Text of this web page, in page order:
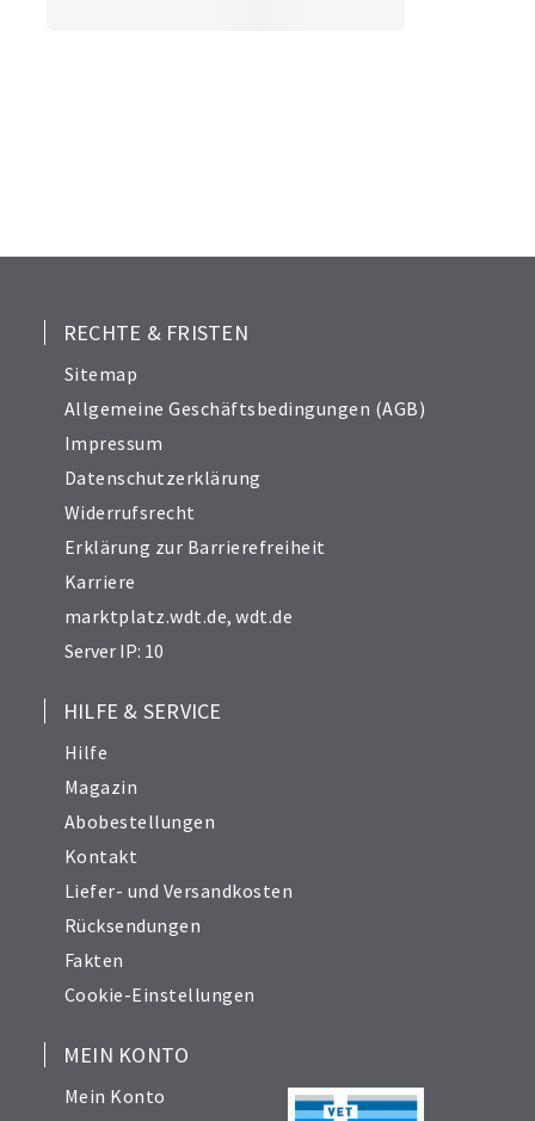
RECHTE & FRISTEN
Sitemap
Allgemeine Geschäftsbedingungen (AGB)
Impressum
Datenschutzerklärung
Widerrufsrecht
Erklärung zur Barrierefreiheit
Karriere
marktplatz.wdt.de,wdt.de
Server IP: 10
HILFE & SERVICE
Hilfe
Magazin
Abobestellungen
Kontakt
Liefer- und Versandkosten
Rücksendungen
Fakten
Cookie-Einstellungen
MEIN KONTO
Mein Konto